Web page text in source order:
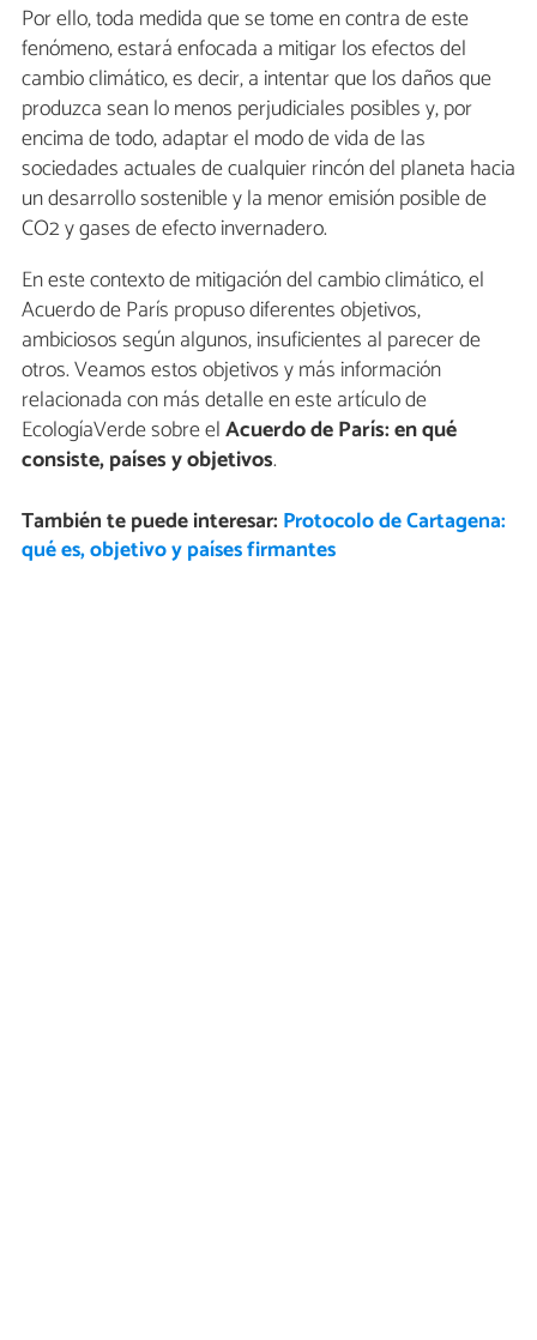
Por ello, toda medida que se tome en contra de este
fenómeno, estará enfocada a mitigar los efectos del
cambio climático, es decir, a intentar que los daños que
produzca sean lo menos perjudiciales posibles y, por
encima de todo, adaptar el modo de vida de las
sociedades actuales de cualquier rincón del planeta hacia
un desarrollo sostenible y la menor emisión posible de
CO2 y gases de efecto invernadero.
En este contexto de mitigación del cambio climático, el
Acuerdo de París propuso diferentes objetivos,
ambiciosos según algunos, insuficientes al parecer de
otros. Veamos estos objetivos y más información
relacionada con más detalle en este artículo de
EcologíaVerde sobre elAcuerdo de París: en qué
consiste, países y objetivos.
También te puede interesar: Protocolo de Cartagena:
qué es, objetivo y países firmantes